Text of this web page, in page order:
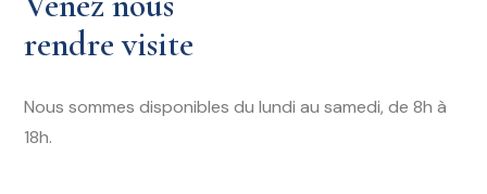
rendre visite
Nous sommes disponibles du lundi au samedi, de 8h à
18h.